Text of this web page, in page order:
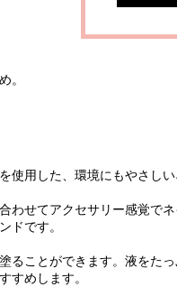
。
用した、環境にもやさしい
せてアクセサリー感覚で
ドです。
ることができます。液をた
すめします。